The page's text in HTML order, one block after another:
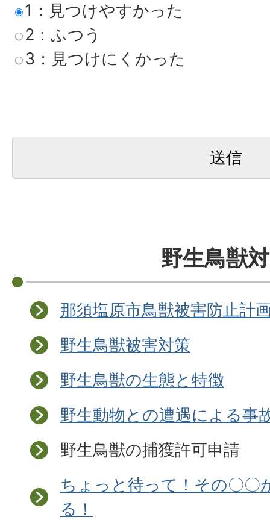
1：見つけやすかった
2：ふつう
3：見つけにくかった
野生鳥獣
那須塩原市鳥獣被害防止計
野生鳥獣被害対策
野生鳥獣の生態と特徴
野生動物との遭遇による事
野生鳥獣の捕獲許可申請
ちょっと待って！その〇〇
る！